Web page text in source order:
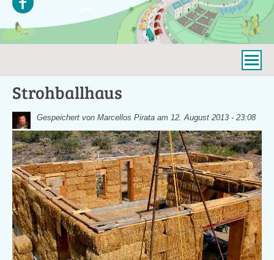
Strohballhaus
Gespeichert von Marcellos Pirata am 12. August 2013 - 23:08